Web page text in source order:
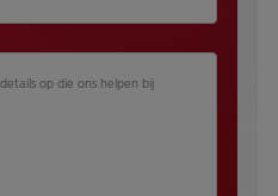
op die ons helpen bij